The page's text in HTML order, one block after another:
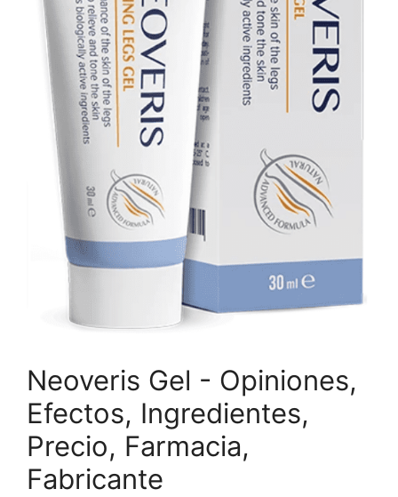
Neoveris Gel - Opiniones,
Efectos, Ingredientes,
Precio, Farmacia,
Fabricante